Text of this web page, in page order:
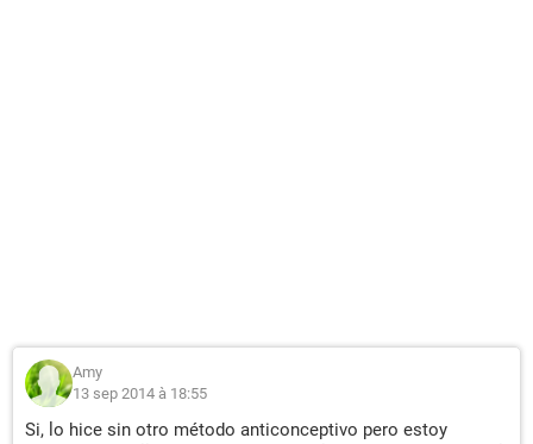
Amy
13 sep 2014 à 18:55
Si, lo hice sin otro método anticonceptivo pero estoy